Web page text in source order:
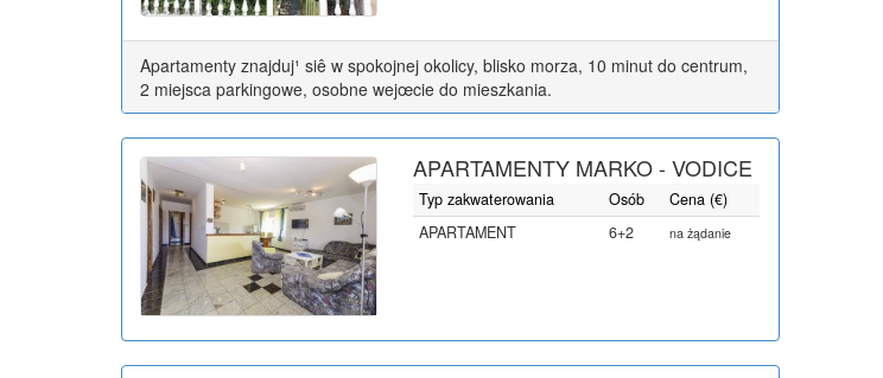
Apartamenty znajduj¹ siê w spokojnej okolicy, blisko morza, 10 minut do centrum,
2 miejsca parkingowe, osobne wejœcie do mieszkania.
APARTAMENTY MARKO - VODICE
Typ zakwaterowania Osób
Cena (€)
APARTAMENT
6+2 na żądanie